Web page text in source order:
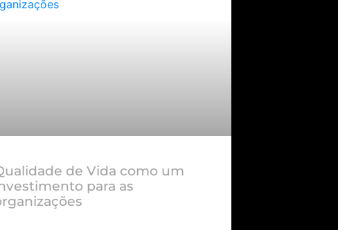
de Vida como um
para as